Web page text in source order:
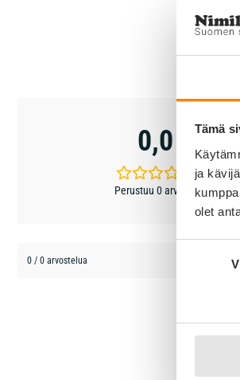
Tämä
ja
olet
0,0
Perustuu 0 arvioon
0 / 0 arvostelua